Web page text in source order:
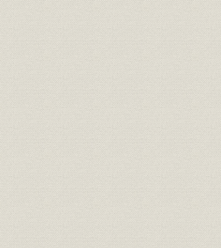
第3節 日本製紙の合併と本社の大阪移転
製紙・製箱一貫体制を図る
合併で発展の基盤を築く
第4節 販路拡大への努力
「木箱よりも段ボール箱」
独自の規格箱と応用商品を開発
第3章 理想体制を実現(昭和4年~昭和20年)
第1節 淀川工場を建設
近代的一貫生産工場を構想
最新鋭の加工工場
業界の大物招き製紙工場も完成
第2節 全国供給網を整備し需要開拓